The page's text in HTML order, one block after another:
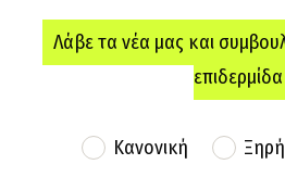
Λάβε τα νέα μας και
επιδερμίδα
Κανονική
Ξηρή